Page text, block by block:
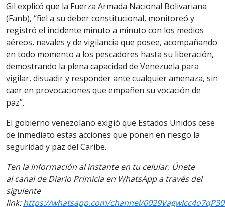
Gil explicó que la Fuerza Armada Nacional Bolivariana
(Fanb), “fiel a su deber constitucional, monitoreó y
registró el incidente minuto a minuto con los medios
aéreos, navales y de vigilancia que posee, acompañando
en todo momento a los pescadores hasta su liberación,
demostrando la plena capacidad de Venezuela para
vigilar, disuadir y responder ante cualquier amenaza, sin
caer en provocaciones que empañen su vocación de
paz”.
El gobierno venezolano exigió que Estados Unidos cese
de inmediato estas acciones que ponen en riesgo la
seguridad y paz del Caribe.
Ten la información al instante en tu celular. Únete
al canal de Diario Primicia en WhatsApp a través del
siguiente
link:https://whatsapp.com/channel/